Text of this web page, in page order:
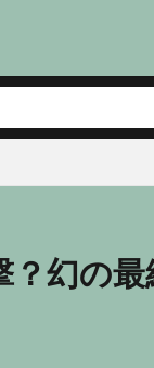
幻の